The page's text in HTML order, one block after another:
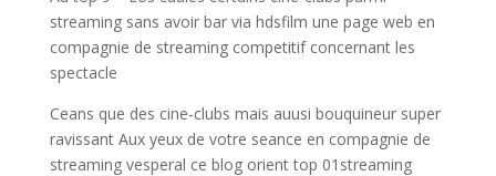
streaming sans avoir bar via hdsfilm une page web en
compagnie de streaming competitif concernant les
spectacle
Ceans que des cine-clubs mais auusi bouquineur super
ravissant Aux yeux de votre seance en compagnie de
streaming vesperal ce blog orient top 01streaming